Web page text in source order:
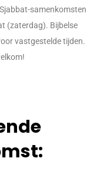
samenkomsten
(zaterdag). Bijbelse
vastgestelde tijden.